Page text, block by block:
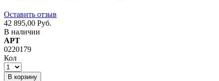
Оставить отзыв
42 895,00 Руб.
В наличии
АРТ
0220179
Кол
В корзину